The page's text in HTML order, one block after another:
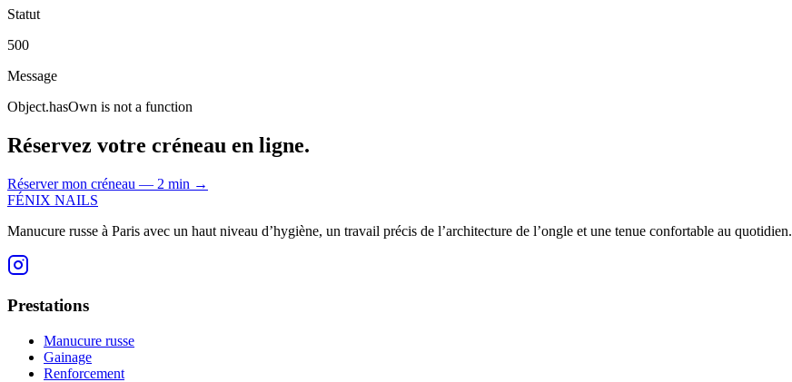
Statut
500
Message
Object.hasOwn is not a function
Réservez votre créneau en ligne.
Réserver mon créneau — 2 min →
FÉNIX NAILS
Manucure russe à Paris avec un haut niveau d’hygiène, un travail précis de l’architecture de l’ongle et une tenue confortable au quotidien.
Prestations
Manucure russe
Gainage
Renforcement